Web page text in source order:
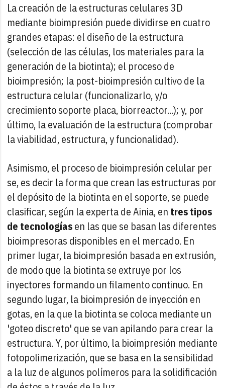
La creación de la estructuras celulares 3D
mediante bioimpresión puede dividirse en cuatro
grandes etapas: el diseño de la estructura
(selección de las células, los materiales para la
generación de la biotinta); el proceso de
bioimpresión; la post-bioimpresión cultivo de la
estructura celular (funcionalizarlo, y/o
crecimiento soporte placa, biorreactor...); y, por
último, la evaluación de la estructura (comprobar
la viabilidad, estructura, y funcionalidad).
Asimismo, el proceso de bioimpresión celular per
se, es decir la forma que crean las estructuras por
el depósito de la biotinta en el soporte, se puede
clasificar, según la experta de Ainia, en tres tipos
de tecnologíasen las que se basan las diferentes
bioimpresoras disponibles en el mercado. En
primer lugar, la bioimpresión basada en extrusión,
de modo que la biotinta se extruye por los
inyectores formando un filamento continuo. En
segundo lugar, la bioimpresión de inyección en
gotas, en la que la biotinta se coloca mediante un
'goteo discreto' que se van apilando para crear la
estructura. Y, por último, la bioimpresión mediante
fotopolimerización, que se basa en la sensibilidad
a la luz de algunos polímeros para la solidificación